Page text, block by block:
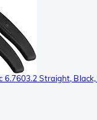
6.7603.2 Straight,